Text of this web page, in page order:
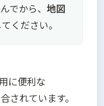
でから、 地図
ください。
に便利な
されています。